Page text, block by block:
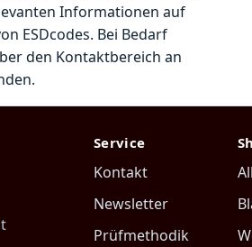
Informationen auf
ESDcodes. Bei Bedarf
den Kontaktbereich an
Service
Kontakt
Newsletter
Prüfmethodik